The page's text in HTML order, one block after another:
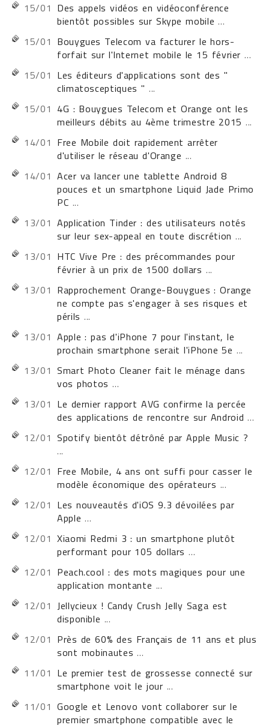
15/01 Des appels vidéos en vidéoconférence
bientôt possibles sur Skype mobile ...
15/01 Bouygues Telecom va facturer le hors-
forfait sur l'Internet mobile le 15 février ...
15/01 Les éditeurs d'applications sont des "
climatosceptiques " ...
15/01 4G : Bouygues Telecom et Orange ont les
meilleurs débits au 4ème trimestre 2015 ...
14/01 Free Mobile doit rapidement arrêter
d'utiliser le réseau d'Orange ...
14/01 Acer va lancer une tablette Android 8
pouces et un smartphone Liquid Jade Primo
PC ...
13/01 Application Tinder : des utilisateurs notés
sur leur sex-appeal en toute discrétion ...
13/01 HTC Vive Pre : des précommandes pour
février à un prix de 1500 dollars ...
13/01 Rapprochement Orange-Bouygues : Orange
ne compte pas s'engager à ses risques et
périls ...
13/01 Apple : pas d'iPhone 7 pour l'instant, le
prochain smartphone serait l'iPhone 5e ...
13/01 Smart Photo Cleaner fait le ménage dans
vos photos ...
13/01 Le dernier rapport AVG confirme la percée
des applications de rencontre sur Android ...
12/01 Spotify bientôt détrôné par Apple Music ?
...
12/01 Free Mobile, 4 ans ont suffi pour casser le
modèle économique des opérateurs ...
12/01 Les nouveautés d'iOS 9.3 dévoilées par
Apple ...
12/01 Xiaomi Redmi 3 : un smartphone plutôt
performant pour 105 dollars ...
12/01 Peach.cool : des mots magiques pour une
application montante ...
12/01 Jellycieux ! Candy Crush Jelly Saga est
disponible ...
12/01 Près de 60% des Français de 11 ans et plus
sont mobinautes ...
11/01 Le premier test de grossesse connecté sur
smartphone voit le jour ...
11/01 Google et Lenovo vont collaborer sur le
premier smartphone compatible avec le